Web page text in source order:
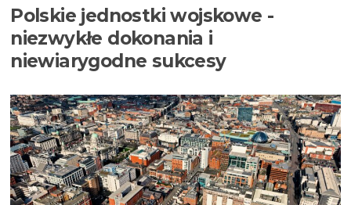
Polskie jednostki wojskowe -
niezwykłe dokonania i
niewiarygodne sukcesy